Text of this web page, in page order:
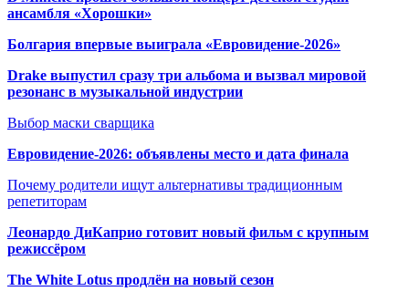
ансамбля «Хорошки»
Болгария впервые выиграла «Евровидение-2026»
Drake выпустил сразу три альбома и вызвал мировой
резонанс в музыкальной индустрии
Выбор маски сварщика
Евровидение-2026: объявлены место и дата финала
Почему родители ищут альтернативы традиционным
репетиторам
Леонардо ДиКаприо готовит новый фильм с крупным
режиссёром
The White Lotus продлён на новый сезон